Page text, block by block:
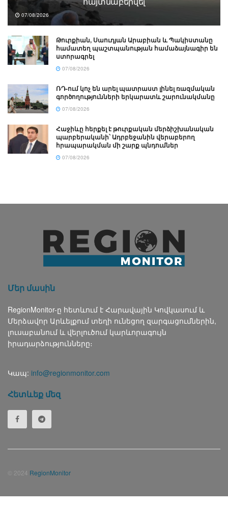
07/08/2026
Թուրքիան, Սաուդյան Արաբիան և Պակիստանը
համատեղ պաշտպանության համաձայնագիր են
ստորագրել
07/08/2026
ՌԴ-ում կոչ են արել պատրաստ լինել ռազմական
գործողությունների երկարատև շարունակմանը
07/08/2026
Հաջիևը հերքել է թուրքական մերձիշխանական
պարբերականի՝ Ադրբեջանին վերաբերող
հրապարակման մի շարք պնդումներ
07/08/2026
Մեր մասին
RegionMonitor-ը հետևում է Հարավային Կովկասում և
Մերձավոր Արևելքում տեղի ունեցող զարգացումներին,
լուսաբանում և վերլուծում կարևորագույն
իրադարձությունները։
Կապ: info@regionmonitor.com
Հետևեք մեզ
© 2024 RegionMonitor